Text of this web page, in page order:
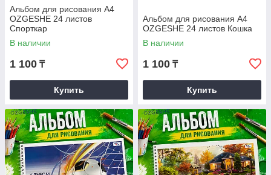
Альбом для рисования А4
OZGESHE 24 листов
Спорткар
В наличии
1 100 ₸
Купить
Альбом для рисования А4
OZGESHE 24 листов Кошка
В наличии
1 100 ₸
Купить